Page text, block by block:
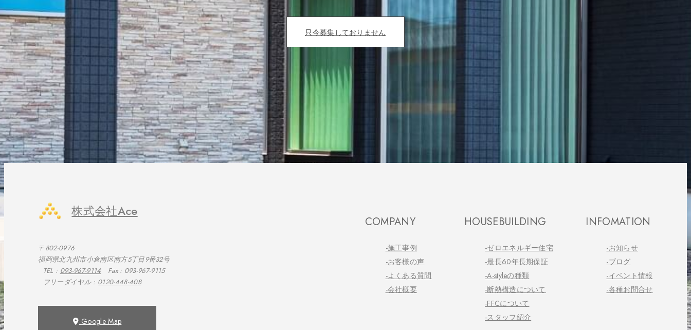
只今募集しておりません
株式会社Ace
〒802-0976
福岡県北九州市小倉南区南方5丁目9番32号
TEL : 093-967-9114 Fax : 093-967-9115
フリーダイヤル : 0120-448-408
Google Map
COMPANY
-施工事例
-お客様の声
-よくある質問
-会社概要
HOUSEBUILDING
-ゼロエネルギー住宅
-最長60年長期保証
-A-styleの種類
-断熱構造について
-FFCについて
-スタッフ紹介
INFOMATION
-お知らせ
-ブログ
-イベント情報
-各種お問合せ